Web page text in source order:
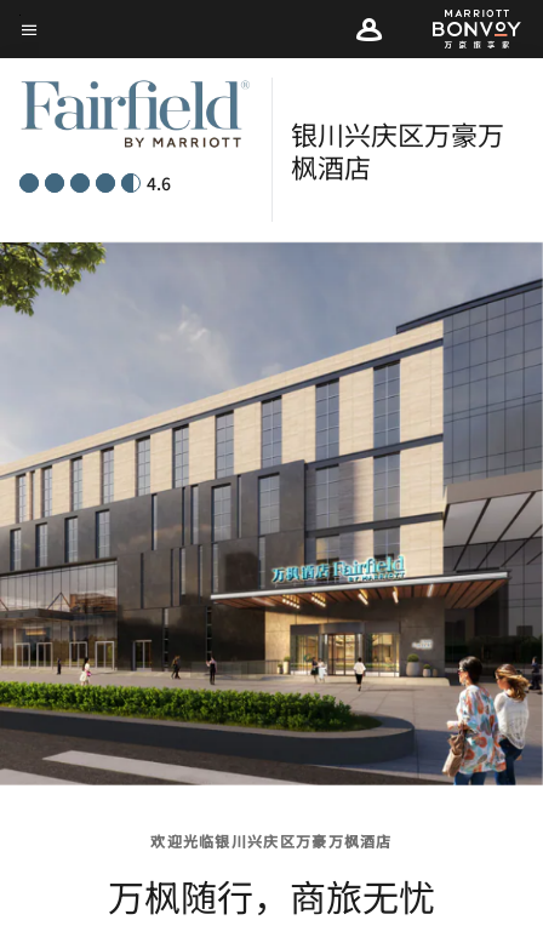
Skip
to
main
content
菜单文本
4.6
银川兴庆区万豪万
枫酒店
欢迎光临银川兴庆区万豪万枫酒店
万枫随行，商旅无忧